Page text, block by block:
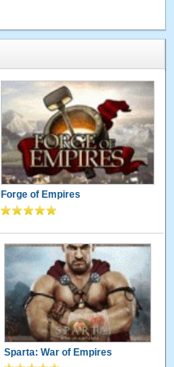
Forge of Empires
Sparta: War of Empires